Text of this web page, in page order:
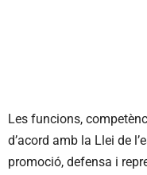
Les funcions,
d’acord amb la Llei de
promoció, defensa i